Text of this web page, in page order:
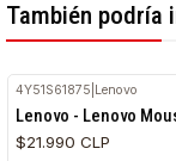
También podría
4Y51S61875 Lenovo
Lenovo - Lenovo
$21.990 CLP